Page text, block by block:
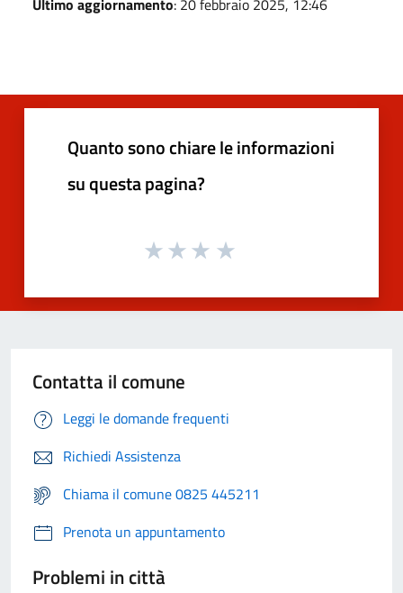
Quanto sono chiare le informazioni
su questa pagina?
Contatta il comune
Leggi le domande frequenti
Richiedi Assistenza
Chiama il comune 0825 445211
Prenota un appuntamento
Problemi in città